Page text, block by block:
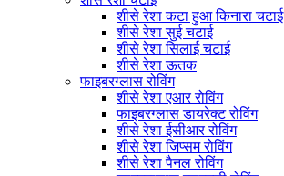
शीसे रेशा कटा हुआ किनारा चटाई
शीसे रेशा सुई चटाई
शीसे रेशा सिलाई चटाई
शीसे रेशा ऊतक
फाइबरग्लास रोविंग
शीसे रेशा एआर रोविंग
फाइबरग्लास डायरेक्ट रोविंग
शीसे रेशा ईसीआर रोविंग
शीसे रेशा जिप्सम रोविंग
शीसे रेशा पैनल रोविंग